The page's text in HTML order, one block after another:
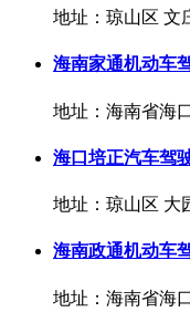
地址：琼山区 文
海南家通机动车
地址：海南省海
海口培正汽车驾
地址：琼山区 大
海南政通机动车
地址：海南省海